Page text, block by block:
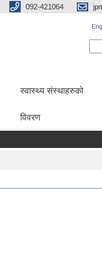
092-421064
स्वास्थ्य संस्थाहरुको
विवरण